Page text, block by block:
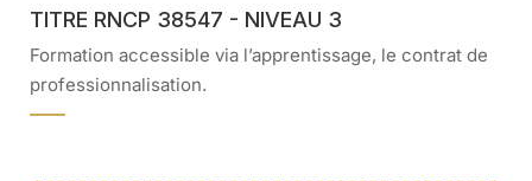
TITRE RNCP 38547 - NIVEAU 3
Formation accessible via l’apprentissage, le contrat de
professionnalisation.